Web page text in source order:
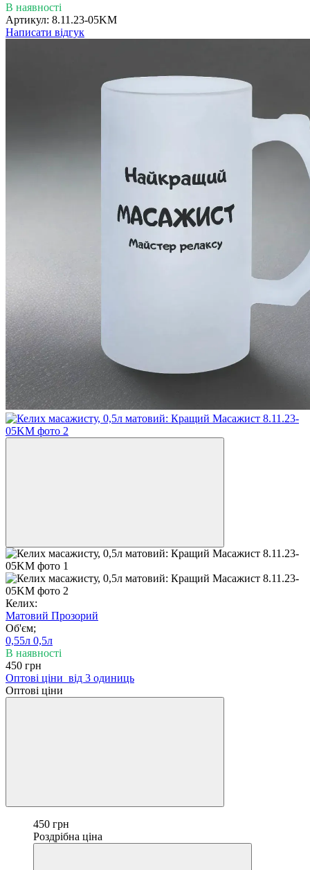
В наявності
Артикул: 8.11.23-05KM
Написати відгук
Келих:
Матовий Прозорий
Об'єм;
0,55л 0,5л
В наявності
450 грн
Оптові ціни від 3 одиниць
Оптові ціни
450 грн
Роздрібна ціна